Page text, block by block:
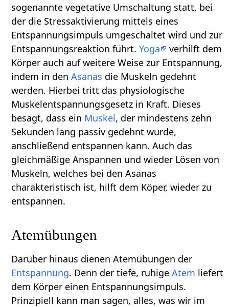
sogenannte vegetative Umschaltung statt, bei
der die Stressaktivierung mittels eines
Entspannungsimpuls umgeschaltet wird und zur
Entspannungsreaktion führt.Yoga
verhilft dem
Körper auch auf weitere Weise zur Entspannung,
indem in denAsanas die Muskeln gedehnt
werden. Hierbei tritt das physiologische
Muskelentspannungsgesetz in Kraft. Dieses
besagt, dass ein Muskel, der mindestens zehn
Sekunden lang passiv gedehnt wurde,
anschließend entspannen kann. Auch das
gleichmäßige Anspannen und wieder Lösen von
Muskeln, welches bei den Asanas
charakteristisch ist, hilft dem Köper, wieder zu
entspannen.
Atemübungen
Darüber hinaus dienen Atemübungen der
Entspannung. Denn der tiefe, ruhigeAtem liefert
dem Körper einen Entspannungsimpuls.
Prinzipiell kann man sagen, alles, was wir im